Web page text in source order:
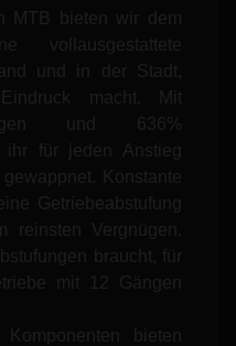
MTB bieten wir dem
vollausgestattete
und in der Stadt,
macht. Mit
und 636%
ihr für jeden Anstieg
Konstante
Getriebeabstufung
reinsten Vergnügen.
braucht, für
mit 12 Gängen
bieten